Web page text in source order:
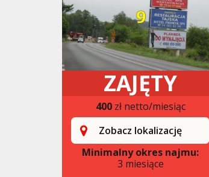
ZAJĘTY
400zł netto/miesiąc
Zobacz lokalizację
Minimalny okres najmu:
3 miesiące